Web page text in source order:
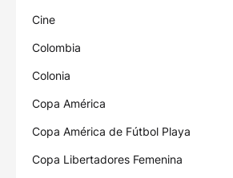
Cine
Colombia
Colonia
Copa América
Copa América de Fútbol Playa
Copa Libertadores Femenina